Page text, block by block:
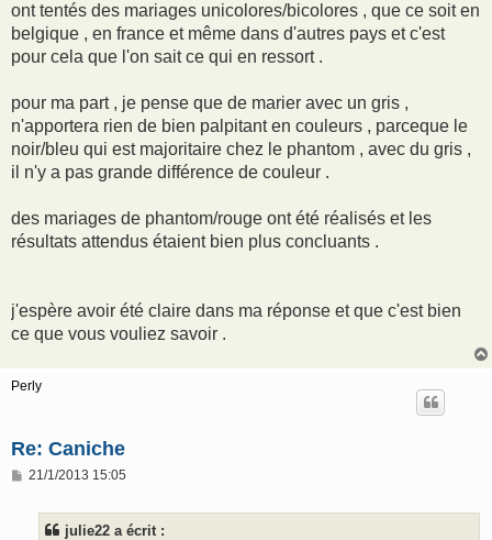
ont tentés des mariages unicolores/bicolores , que ce soit en
belgique , en france et même dans d'autres pays et c'est
pour cela que l'on sait ce qui en ressort .
pour ma part , je pense que de marier avec un gris ,
n'apportera rien de bien palpitant en couleurs , parceque le
noir/bleu qui est majoritaire chez le phantom , avec du gris ,
il n'y a pas grande différence de couleur .
des mariages de phantom/rouge ont été réalisés et les
résultats attendus étaient bien plus concluants .
j'espère avoir été claire dans ma réponse et que c'est bien
ce que vous vouliez savoir .
Perly
Re: Caniche
M
21/1/2013 15:05
julie22 a écrit :